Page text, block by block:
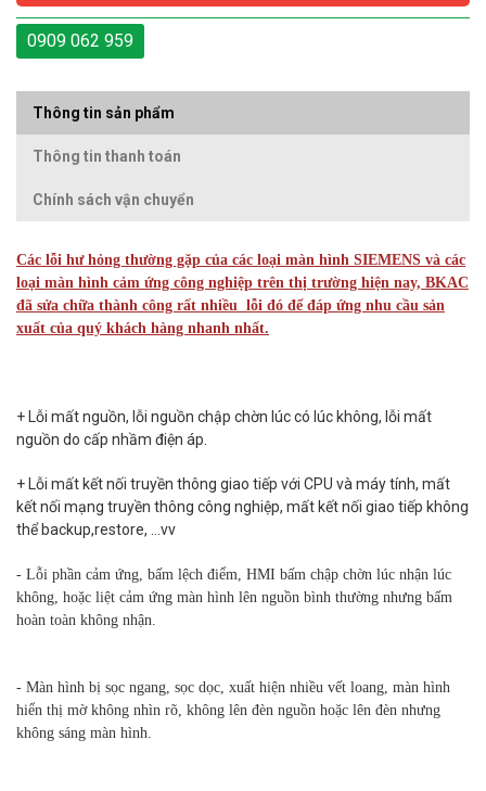
0909 062 959
Thông tin sản phẩm
Thông tin thanh toán
Chính sách vận chuyển
Các lỗi hư hỏng thường gặp của các loại màn hình SIEMENS và các
loại màn hình cảm ứng công nghiệp trên thị trường hiện nay, BKAC
đã sửa chữa thành công rất nhiều lỗi đó để đáp ứng nhu cầu sản
xuất của quý khách hàng nhanh nhất.
+ Lỗi mất nguồn, lỗi nguồn chập chờn lúc có lúc không, lỗi mất
nguồn do cấp nhầm điện áp.
+ Lỗi mất kết nối truyền thông giao tiếp với CPU và máy tính, mất
kết nối mạng truyền thông công nghiệp, mất kết nối giao tiếp không
thể backup,restore, …vv
- Lỗi phần cảm ứng, bấm lệch điểm, HMI bấm chập chờn lúc nhận lúc
không, hoặc liệt cảm ứng màn hình lên nguồn bình thường nhưng bấm
hoàn toàn không nhận.
- Màn hình bị sọc ngang, sọc dọc, xuất hiện nhiều vết loang, màn hình
hiển thị mờ không nhìn rõ, không lên đèn nguồn hoặc lên đèn nhưng
không sáng màn hình.